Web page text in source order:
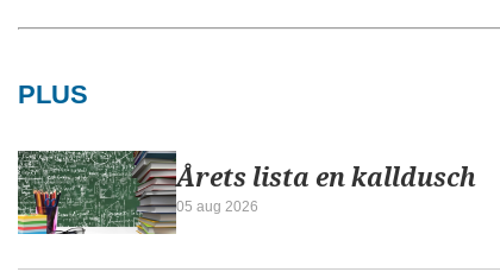
PLUS
Årets lista en kalldusch
05 aug 2026